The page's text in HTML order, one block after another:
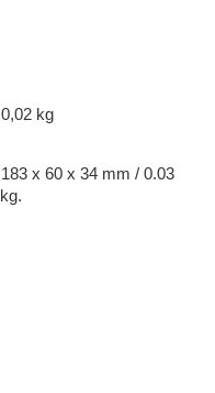
0,02 kg
183 x 60 x 34 mm / 0.03
kg.